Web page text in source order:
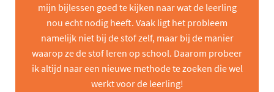
mijn bijlessen goed te kijken naar wat de leerling
nou echt nodig heeft. Vaak ligt het probleem
namelijk niet bij de stof zelf, maar bij de manier
waarop ze de stof leren op school. Daarom probeer
ik altijd naar een nieuwe methode te zoeken die wel
werkt voor de leerling!